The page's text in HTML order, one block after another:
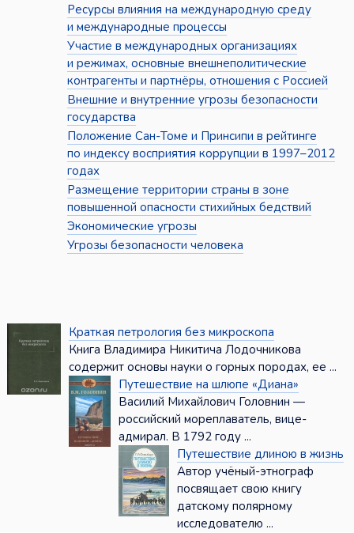
Ресурсы влияния на международную среду
и международные процессы
Участие в международных организациях
и режимах, основные внешнеполитические
контрагенты и партнёры, отношения с Россией
Внешние и внутренние угрозы безопасности
государства
Положение Сан-Томе и Принсипи в рейтинге
по индексу восприятия коррупции в 1997–2012
годах
Размещение территории страны в зоне
повышенной опасности стихийных бедствий
Экономические угрозы
Угрозы безопасности человека
Краткая петрология без микроскопа
Книга Владимира Никитича Лодочникова
содержит основы науки о горных породах, ее ...
Путешествие на шлюпе «Диана»
Василий Михайлович Головнин —
российский мореплаватель, вице-
адмирал. В 1792 году ...
Путешествие длиною в жизнь
Автор учёный-этнограф
посвящает свою книгу
датскому полярному
исследователю ...